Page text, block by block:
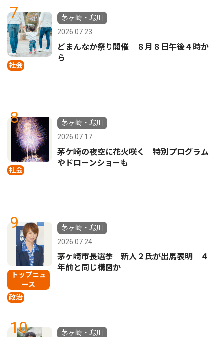
7
社会
茅ヶ崎・寒川
2026.07.23
どまんなか祭り開催 ８月８日午後４時か
ら
8
社会
茅ヶ崎・寒川
2026.07.17
茅ケ崎の夜空に花火咲く 特別プログラム
やドローンショーも
9
トップニュ
ース
政治
茅ヶ崎・寒川
2026.07.24
茅ヶ崎市長選挙 新人２氏が出馬表明 ４
年前と同じ構図か
10
茅ヶ崎・寒川